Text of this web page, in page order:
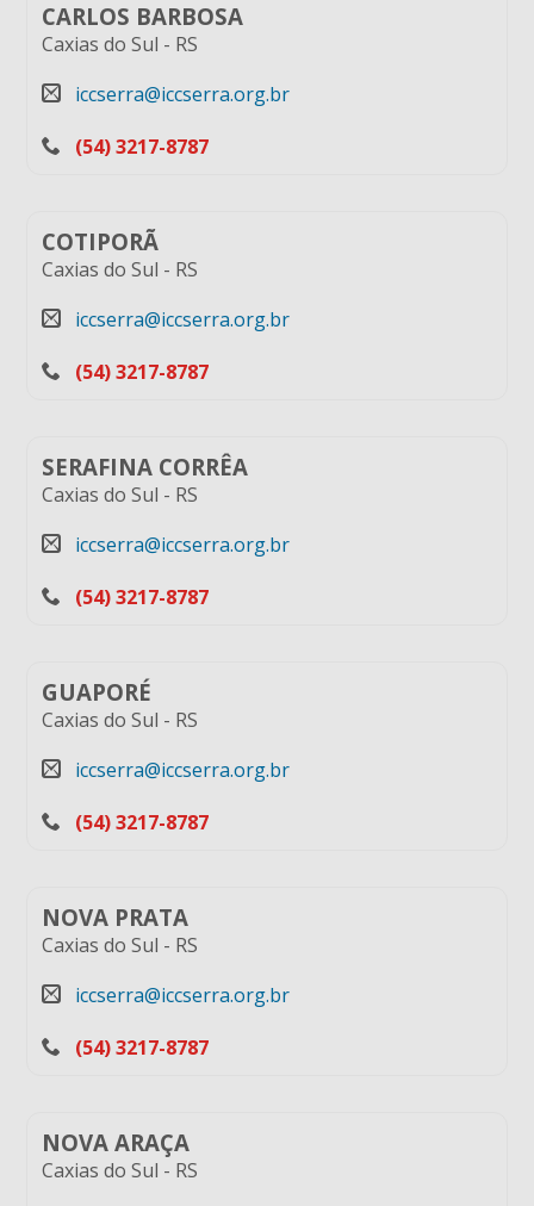
CARLOS BARBOSA
Caxias do Sul - RS
iccserra@iccserra.org.br
(54) 3217-8787
COTIPORÃ
Caxias do Sul - RS
iccserra@iccserra.org.br
(54) 3217-8787
SERAFINA CORRÊA
Caxias do Sul - RS
iccserra@iccserra.org.br
(54) 3217-8787
GUAPORÉ
Caxias do Sul - RS
iccserra@iccserra.org.br
(54) 3217-8787
NOVA PRATA
Caxias do Sul - RS
iccserra@iccserra.org.br
(54) 3217-8787
NOVA ARAÇA
Caxias do Sul - RS